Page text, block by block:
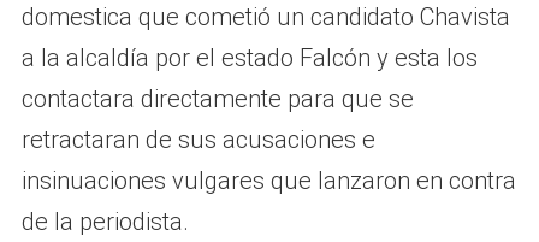
domestica que cometió un candidato Chavista
a la alcaldía por el estado Falcón y esta los
contactara directamente para que se
retractaran de sus acusaciones e
insinuaciones vulgares que lanzaron en contra
de la periodista.